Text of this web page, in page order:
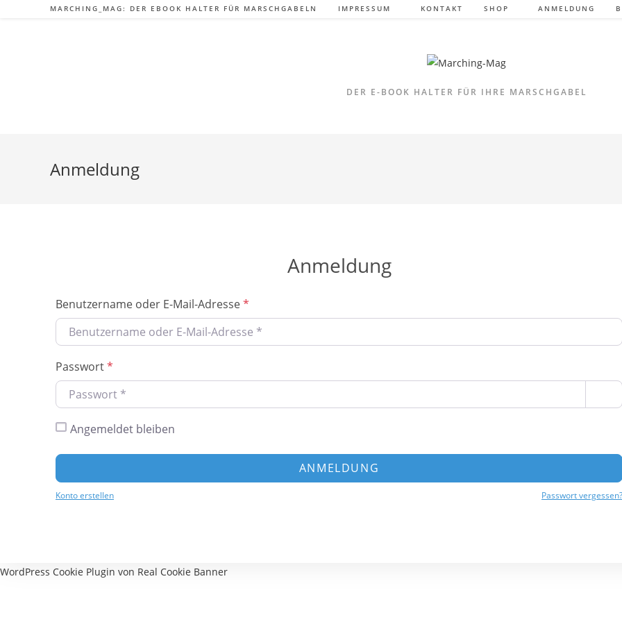
MARCHING_MAG: DER EBOOK HALTER FÜR MARSCHGABELN IMPRESSUM KONTAKT SHOP ANMELDUNG
DER E-BOOK HALTER FÜR IHRE MARSCHGABEL
Anmeldung
Anmeldung
Benutzername oder E-Mail-Adresse*
Passwort*
Angemeldet bleiben
ANMELDUNG
Konto erstellen Passwort vergessen?
WordPress Cookie Plugin von Real Cookie Banner